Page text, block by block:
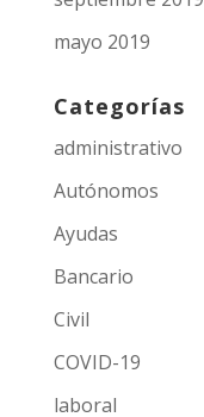
mayo 2019
Categorías
administrativo
Autónomos
Ayudas
Bancario
Civil
COVID-19
laboral